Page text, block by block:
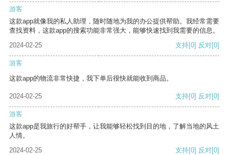
游客
这款app就像我的私人助理，随时随地为我的办公提供帮助。我经常需要
查找资料，这款app的搜索功能非常强大，能够快速找到我需要的信息。
2024-02-25
支持[0] 反对[0]
游客
这款app的物流非常快捷，我下单后很快就能收到商品。
2024-02-25 支持[0] 反对[0]
游客
这款app是我旅行的好帮手，让我能够轻松找到目的地，了解当地的风土
人情。
2024-02-25
支持[0] 反对[0]